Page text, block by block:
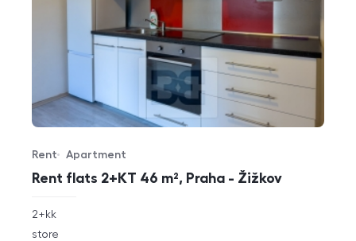
Rent flats 2+KT 46 m², Praha - Žižkov
Offer type
Rent
Property type
Apartment
rozměry
disposition
2+kk
funkce
store